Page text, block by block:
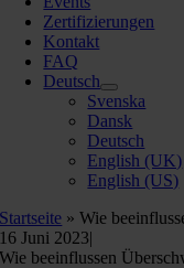
Zertifizierungen
Kontakt
FAQ
Deutsch
Svenska
Dansk
Deutsch
English (UK)
English (US)
Startseite »Wie
16 Juni 2023|
Wie beeinflussen